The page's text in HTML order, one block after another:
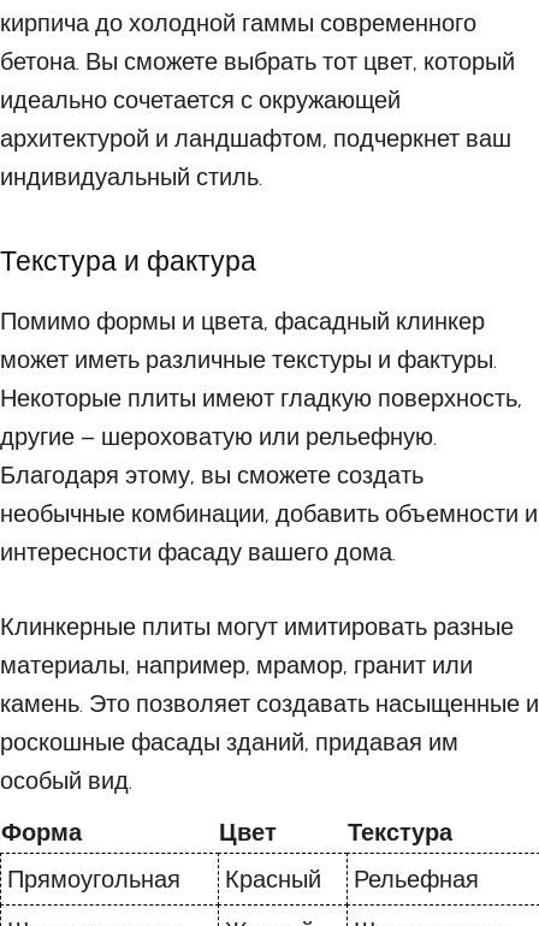
кирпича до холодной гаммы современного
бетона. Вы сможете выбрать тот цвет, который
идеально сочетается с окружающей
архитектурой и ландшафтом, подчеркнет ваш
индивидуальный стиль.
Текстура и фактура
Помимо формы и цвета, фасадный клинкер
может иметь различные текстуры и фактуры.
Некоторые плиты имеют гладкую поверхность,
другие – шероховатую или рельефную.
Благодаря этому, вы сможете создать
необычные комбинации, добавить объемности и
интересности фасаду вашего дома.
Клинкерные плиты могут имитировать разные
материалы, например, мрамор, гранит или
камень. Это позволяет создавать насыщенные и
роскошные фасады зданий, придавая им
особый вид.
Форма
Цвет
Текстура
Прямоугольная
Красный
Рельефная